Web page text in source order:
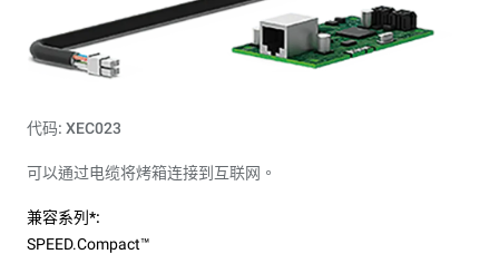
代码: XEC023
可以通过电缆将烤箱连接到互联网。
兼容系列*:
SPEED.Compact™